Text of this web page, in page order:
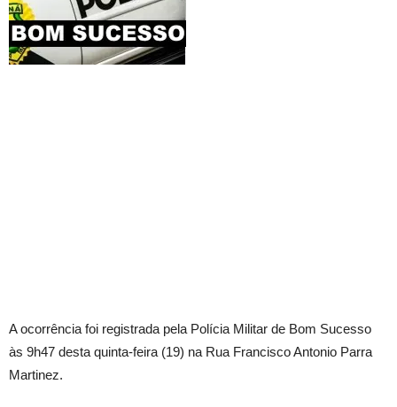
A ocorrência foi registrada pela Polícia Militar de Bom Sucesso
às 9h47 desta quinta-feira (19) na Rua Francisco Antonio Parra
Martinez.